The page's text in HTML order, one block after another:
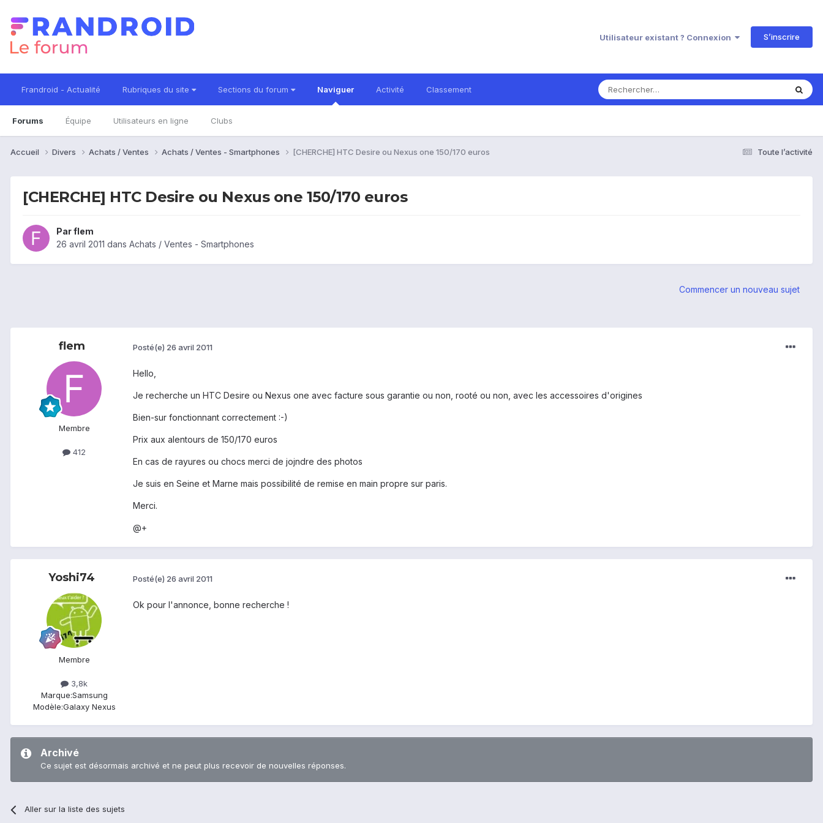
Utilisateur existant ? Connexion S’inscrire
Frandroid - Actualité Rubriques du site Sections du forum Naviguer
Forums Équipe Utilisateurs en ligne Clubs
Activité Classement
Toute l’activité
Accueil Divers Achats / Ventes Achats / Ventes - Smartphones [CHERCHE] HTC Desire ou Nexus one 150/170 euros
[CHERCHE] HTC Desire ou Nexus one 150/170 euros
Parflem
26 avril 2011 dans Achats / Ventes - Smartphones
Commencer un nouveau sujet
flem
Membre
412
Posté(e) 26 avril 2011
Hello,
Je recherche un HTC Desire ou Nexus one avec facture sous garantie ou non, rooté ou non, avec les accessoires d'origines
Bien-sur fonctionnant correctement :-)
Prix aux alentours de 150/170 euros
En cas de rayures ou chocs merci de jojndre des photos
Je suis en Seine et Marne mais possibilité de remise en main propre sur paris.
Merci.
@+
Yoshi74
Membre
3,8k
Marque:Samsung
Modèle:Galaxy Nexus
Posté(e) 26 avril 2011
Ok pour l'annonce, bonne recherche !
Archivé
Ce sujet est désormais archivé et ne peut plus recevoir de nouvelles réponses.
Aller sur la liste des sujets